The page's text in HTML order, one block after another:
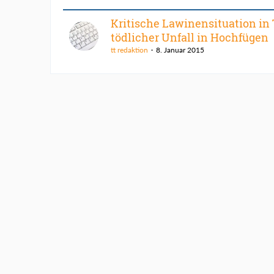
Kritische Lawinensituation in
tödlicher Unfall in Hochfügen
tt redaktion 8. Januar 2015